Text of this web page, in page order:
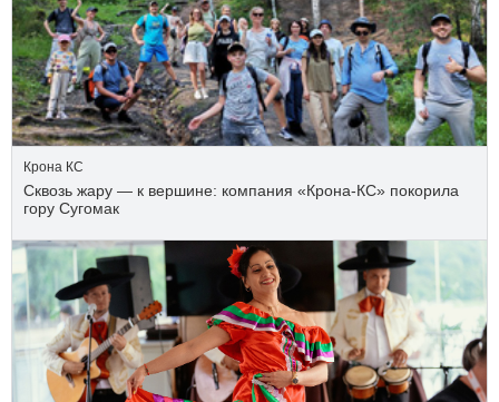
Крона КС
Сквозь жару — к вершине: компания «Крона‑КС» покорила
гору Сугомак